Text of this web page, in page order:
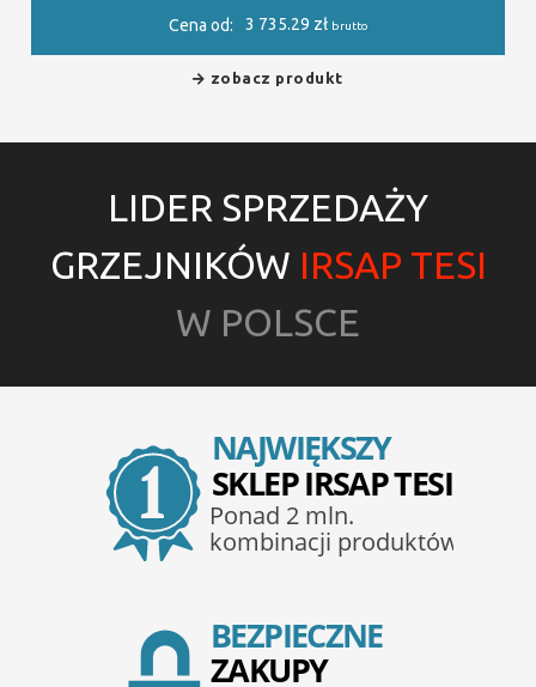
Cena od: 3 735.29 zł brutto
zobacz produkt
LIDER SPRZEDAŻY
GRZEJNIKÓW IRSAP TESI
W POLSCE